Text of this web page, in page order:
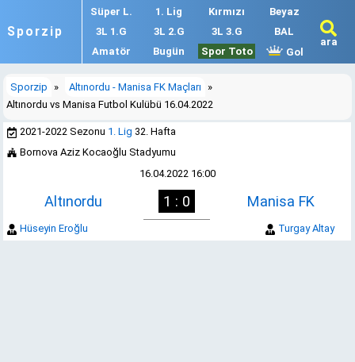
Sporzip
Süper L. 1. Lig Kırmızı
Beyaz
3L 1.G
3L 2.G 3L 3.G
BAL
Amatör
Bugün Spor Toto Gol
ara
Sporzip » Altınordu - Manisa FK Maçları
»
Altınordu vs Manisa Futbol Kulübü 16.04.2022
2021-2022 Sezonu 1. Lig 32. Hafta
Bornova Aziz Kocaoğlu Stadyumu
16.04.2022 16:00
Altınordu 1 : 0 Manisa FK
Hüseyin Eroğlu Turgay Altay